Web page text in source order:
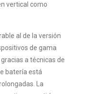
vertical como
al de la versión
de gama
a técnicas de
batería está
La